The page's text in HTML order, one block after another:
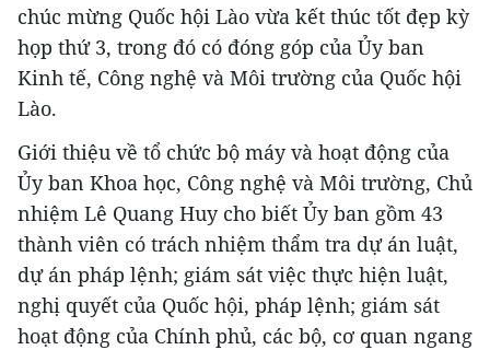
chúc mừng Quốc hội Lào vừa kết thúc tốt đẹp kỳ
họp thứ 3, trong đó có đóng góp của Ủy ban
Kinh tế, Công nghệ và Môi trường của Quốc hội
Lào.
Giới thiệu về tổ chức bộ máy và hoạt động của
Ủy ban Khoa học, Công nghệ và Môi trường, Chủ
nhiệm Lê Quang Huy cho biết Ủy ban gồm 43
thành viên có trách nhiệm thẩm tra dự án luật,
dự án pháp lệnh; giám sát việc thực hiện luật,
nghị quyết của Quốc hội, pháp lệnh; giám sát
hoạt động của Chính phủ, các bộ, cơ quan ngang